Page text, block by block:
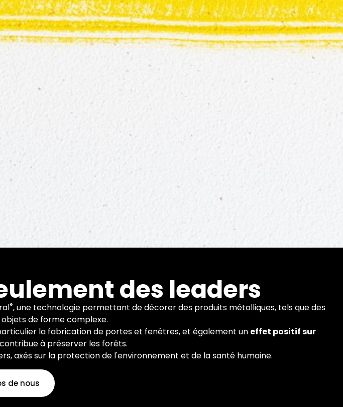
pour la finition des
et en acier.
plus
des leaders
®, une technologie permettant de décorer des produits métalliques, tels que des
de forme complexe.
la fabrication de portes et fenêtres, et également un effet positif sur
à préserver les forêts.
axés sur la protection de l'environnement et de la santé humaine.
de nous